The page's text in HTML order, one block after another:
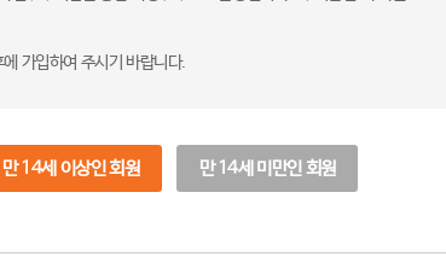
가입하여 주시기 바랍니다.
만 14세 이상인 회원 만 14세 미만인 회원